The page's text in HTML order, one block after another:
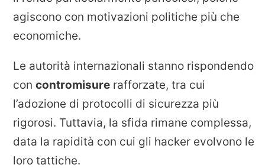
agiscono con motivazioni politiche più che
economiche.
Le autorità internazionali stanno rispondendo
con contromisure rafforzate, tra cui
l’adozione di protocolli di sicurezza più
rigorosi. Tuttavia, la sfida rimane complessa,
data la rapidità con cui gli hacker evolvono le
loro tattiche.